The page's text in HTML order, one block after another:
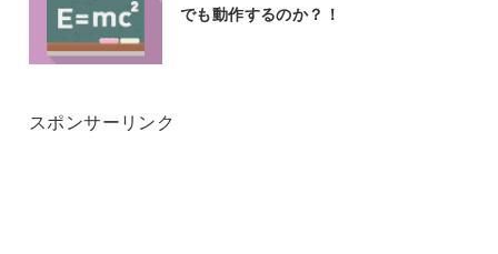
でも動作するのか？！
スポンサーリンク